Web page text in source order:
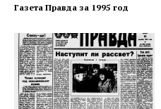
Газета Правда за 1995 год